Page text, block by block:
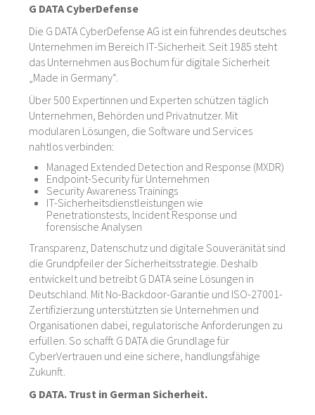
G DATA CyberDefense
Die G DATA CyberDefense AG ist ein führendes deutsches
Unternehmen im Bereich IT-Sicherheit. Seit 1985 steht
das Unternehmen aus Bochum für digitale Sicherheit
„Made in Germany“.
Über 500 Expertinnen und Experten schützen täglich
Unternehmen, Behörden und Privatnutzer. Mit
modularen Lösungen, die Software und Services
nahtlos verbinden:
Managed Extended Detection and Response (MXDR)
Endpoint-Security für Unternehmen
Security Awareness Trainings
IT-Sicherheitsdienstleistungen wie
Penetrationstests, Incident Response und
forensische Analysen
Transparenz, Datenschutz und digitale Souveränität sind
die Grundpfeiler der Sicherheitsstrategie. Deshalb
entwickelt und betreibt G DATA seine Lösungen in
Deutschland. Mit No-Backdoor-Garantie und ISO-27001-
Zertifizierzung unterstützten sie Unternehmen und
Organisationen dabei, regulatorische Anforderungen zu
erfüllen. So schafft G DATA die Grundlage für
CyberVertrauen und eine sichere, handlungsfähige
Zukunft.
G DATA. Trust in German Sicherheit.